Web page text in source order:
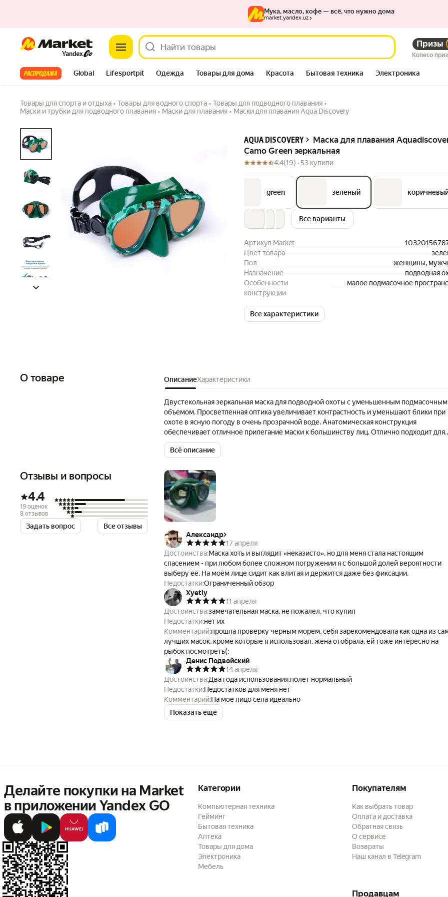
Market Призы
Колесо
Все хиты Global Lifesportpit Одежда Товары для дома Красота Бытовая техника Электроника
Мука, масло, кофе — всё, что нужно дома
market.yandex.uz
Товары для спорта и отдыха • Товары для водного спорта • Товары для подводного плавания •
Маски и трубки для подводного плавания • Маски для плавания • Маски для плавания Aqua Discovery
AQUA DISCOVERY
Маска для плавания
Camo Green зеркальная
4.4(19) ·53 купили
green зеленый
Все варианты
Артикул Market
Цвет товара
Пол
женщины,
Назначение
подводная
Особенности
конструкции
малое подмасочное
Все характеристики
Маска для плавания Aquadiscovery Camo Green зеркальная
4.4(19) · 53 купили Задать вопрос
О товаре ОписаниеХарактеристики
Двустекольная зеркальная маска для подводной охоты с уменьшенным подмасочным
объемом. Просветленная оптика увеличивает контрастность и уменьшают блики при
охоте в ясную погоду в очень прозрачной воде. Анатомическая конструкция
обеспечивает отличное прилегание маски к большинству лиц. Отлично подходит для
глубокой подводной охоты. AQUADISCOVERY уже более 20 лет создает уникальную
гидроодежду и аксессуары для профессионалов.
Всё описание
Отзывы и вопросы
4.4
19 оценок
8 отзывов
Задать вопрос
Все отзывы
Александр
17 апреля
Достоинства:Маска хоть и выглядит «неказисто», но для меня стала настоящим
спасением - при любом более сложном погружении я с большой долей вероятности
выберу её. На моём лице сидит как влитая и держится даже без фиксации.
Недостатки:Ограниченный обзор
Xyetly
11 апреля
Достоинства:замечательная маска, не пожалел, что купил
Недостатки:нет их
Комментарий:прошла проверку черным морем, себя зарекомендовала как одна из
лучших масок, кроме которые я использовал, жена отобрала, ей тоже интересно на
рыбок посмотреть(:
Денис Подвойский
14 апреля
Достоинства:Два года использования,полёт нормальный
Недостатки:Недостатков для меня нет
Комментарий:На моё лицо села идеально
Показать ещё
Делайте покупки на Market
в приложении Yandex GO
Категории
Компьютерная техника
Гейминг
Бытовая техника
Аптека
Товары для дома
Электроника
Мебель
Покупателям
Как выбрать товар
Оплата и доставка
Обратная связь
О сервисе
Возвраты
Наш канал в Telegram
Продавцам